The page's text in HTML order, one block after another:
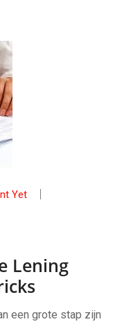
Yet
Lening
een grote stap zijn